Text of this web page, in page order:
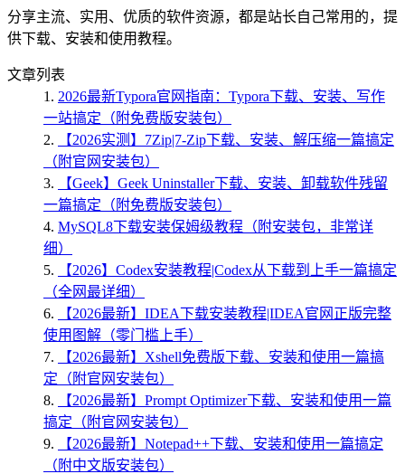
分享主流、实用、优质的软件资源，都是站长自己常用的，提
供下载、安装和使用教程。
文章列表
1. 2026最新Typora官网指南：Typora下载、安装、写作
一站搞定（附免费版安装包）
2.
【2026实测】7Zip|7-Zip下载、安装、解压缩一篇搞定
（附官网安装包）
3.
【Geek】Geek Uninstaller下载、安装、卸载软件残留
一篇搞定（附免费版安装包）
4. MySQL8下载安装保姆级教程（附安装包，非常详
细）
5.
【2026】Codex安装教程|Codex从下载到上手一篇搞定
（全网最详细）
6.
【2026最新】IDEA下载安装教程|IDEA官网正版完整
使用图解（零门槛上手）
7.
【2026最新】Xshell免费版下载、安装和使用一篇搞
定（附官网安装包）
8.
【2026最新】Prompt Optimizer下载、安装和使用一篇
搞定（附官网安装包）
9.
【2026最新】Notepad++下载、安装和使用一篇搞定
（附中文版安装包）